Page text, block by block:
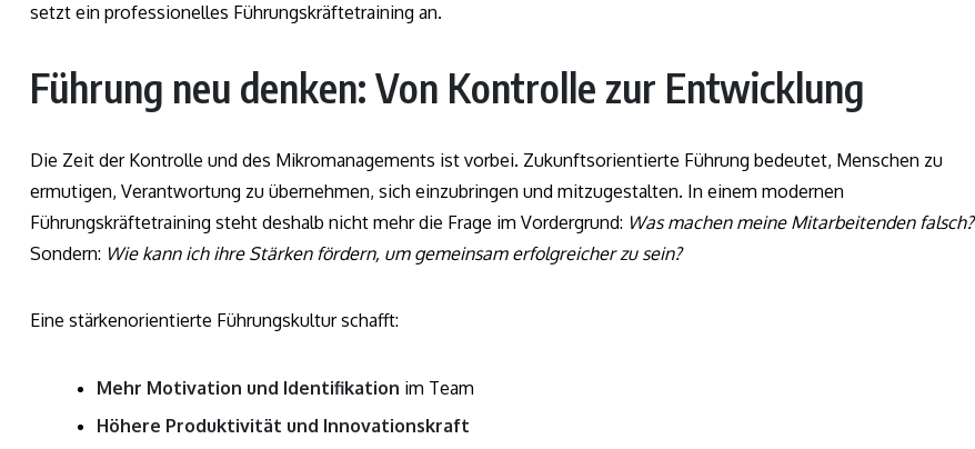
setzt ein professionelles Führungskräftetraining an.
Führung neu denken: Von Kontrolle zur Entwicklung
Die Zeit der Kontrolle und des Mikromanagements ist vorbei. Zukunftsorientierte Führung bedeutet, Menschen zu
ermutigen, Verantwortung zu übernehmen, sich einzubringen und mitzugestalten. In einem modernen
Führungskräftetraining steht deshalb nicht mehr die Frage im Vordergrund: Was machen meine Mitarbeitenden falsch?
Sondern: Wie kann ich ihre Stärken fördern, um gemeinsam erfolgreicher zu sein?
Eine stärkenorientierte Führungskultur schafft:
Mehr Motivation und Identifikation im Team
Höhere Produktivität und Innovationskraft